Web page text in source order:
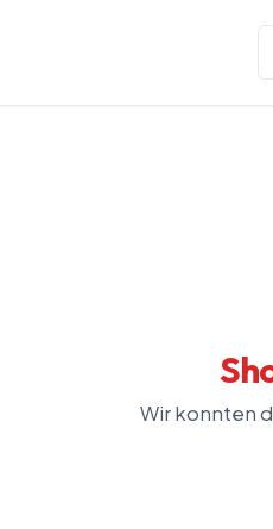
Wir konnten